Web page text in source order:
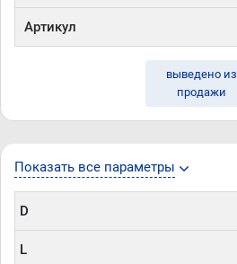
Артикул
выведено из
продажи
Показать все параметры
D
L